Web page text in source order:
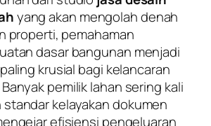
yang akan mengolah denah
properti, pemahaman
dasar bangunan menjadi
krusial bagi kelancaran
pemilik lahan sering kali
kelayakan dokumen
efisiensi pengeluaran